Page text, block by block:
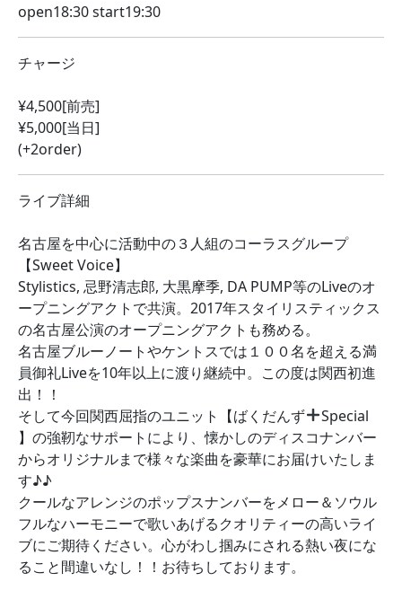
open18:30 start19:30
チャージ
¥4,500[前売]
¥5,000[当日]
(+2order)
ライブ詳細
名古屋を中心に活動中の３人組のコーラスグループ
【Sweet Voice】
Stylistics, 忌野清志郎, 大黒摩季, DA PUMP等のLiveのオ
ープニングアクトで共演。2017年スタイリスティックス
の名古屋公演のオープニングアクトも務める。
名古屋ブルーノートやケントスでは１００名を超える満
員御礼Liveを10年以上に渡り継続中。この度は関西初進
出！！
そして今回関西屈指のユニット【ばくだんず
Special
】の強靭なサポートにより、懐かしのディスコナンバー
からオリジナルまで様々な楽曲を豪華にお届けいたしま
す♪♪
クールなアレンジのポップスナンバーをメロー＆ソウル
フルなハーモニーで歌いあげるクオリティーの高いライ
ブにご期待ください。心がわし掴みにされる熱い夜にな
ること間違いなし！！お待ちしております。